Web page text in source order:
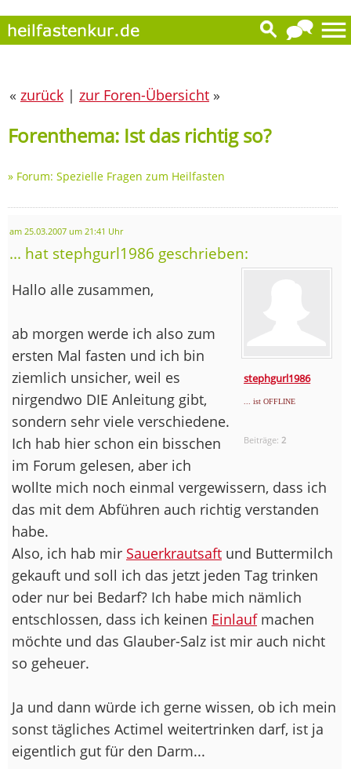
« zurück | zur Foren-Übersicht »
Forenthema: Ist das richtig so?
» Forum: Spezielle Fragen zum Heilfasten
am 25.03.2007 um 21:41 Uhr
... hat stephgurl1986 geschrieben:
stephgurl1986
... ist OFFLINE
Beiträge: 2
Hallo alle zusammen,
ab morgen werde ich also zum
ersten Mal fasten und ich bin
ziemlich unsicher, weil es
nirgendwo DIE Anleitung gibt,
sondern sehr viele verschiedene.
Ich hab hier schon ein bisschen
im Forum gelesen, aber ich
wollte mich noch einmal vergewissern, dass ich
das mit dem Abführen auch richtig verstanden
habe.
Also, ich hab mir Sauerkrautsaft und Buttermilch
gekauft und soll ich das jetzt jeden Tag trinken
oder nur bei Bedarf? Ich habe mich nämlich
entschlossen, dass ich keinen Einlaufmachen
möchte und das Glauber-Salz ist mir auch nicht
so geheuer.
Ja und dann würde ich gerne wissen, ob ich mein
sonst tägliches Actimel weitertrinken darf, ist ja
eigentlich gut für den Darm...